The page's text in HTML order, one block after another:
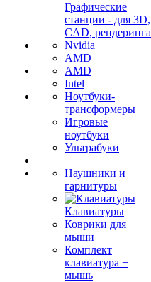
Графические
станции - для 3D,
CAD, рендеринга
Nvidia
AMD
AMD
Intel
Ноутбуки-
трансформеры
Игровые
ноутбуки
Ультрабуки
Наушники и
гарнитуры
Клавиатуры
Коврики для
мыши
Комплект
клавиатура +
мышь